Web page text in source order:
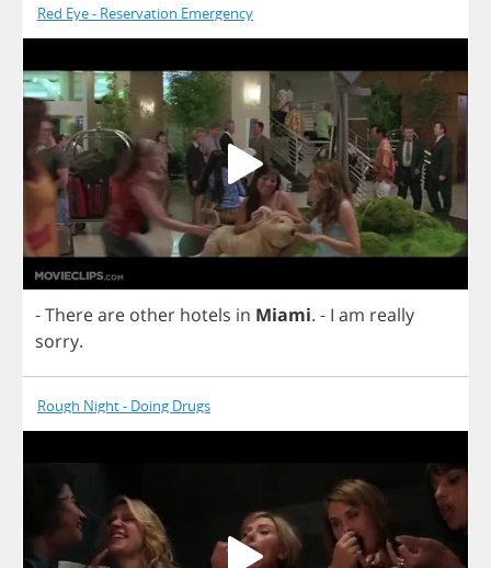
Red Eye - Reservation Emergency
-Thereare other hotels in Miami. - I am really
sorry.
Rough Night - Doing Drugs